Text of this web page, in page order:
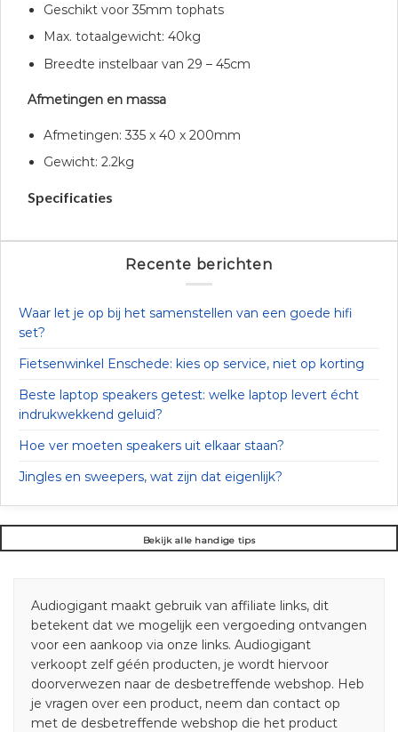
Geschikt voor 35mm tophats
Max. totaalgewicht: 40kg
Breedte instelbaar van 29 – 45cm
Afmetingen en massa
Afmetingen: 335 x 40 x 200mm
Gewicht: 2.2kg
Specificaties
Recente berichten
Waar let je op bij het samenstellen van een goede hifi
set?
Fietsenwinkel Enschede: kies op service, niet op korting
Beste laptop speakers getest: welke laptop levert écht
indrukwekkend geluid?
Hoe ver moeten speakers uit elkaar staan?
Jingles en sweepers, wat zijn dat eigenlijk?
Bekijk alle handige tips
Audiogigant maakt gebruik van affiliate links, dit
betekent dat we mogelijk een vergoeding ontvangen
voor een aankoop via onze links. Audiogigant
verkoopt zelf géén producten, je wordt hiervoor
doorverwezen naar de desbetreffende webshop. Heb
je vragen over een product, neem dan contact op
met de desbetreffende webshop die het product